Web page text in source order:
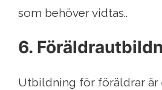
som behöver vidtas..
6.
Utbildning för föräldrar är